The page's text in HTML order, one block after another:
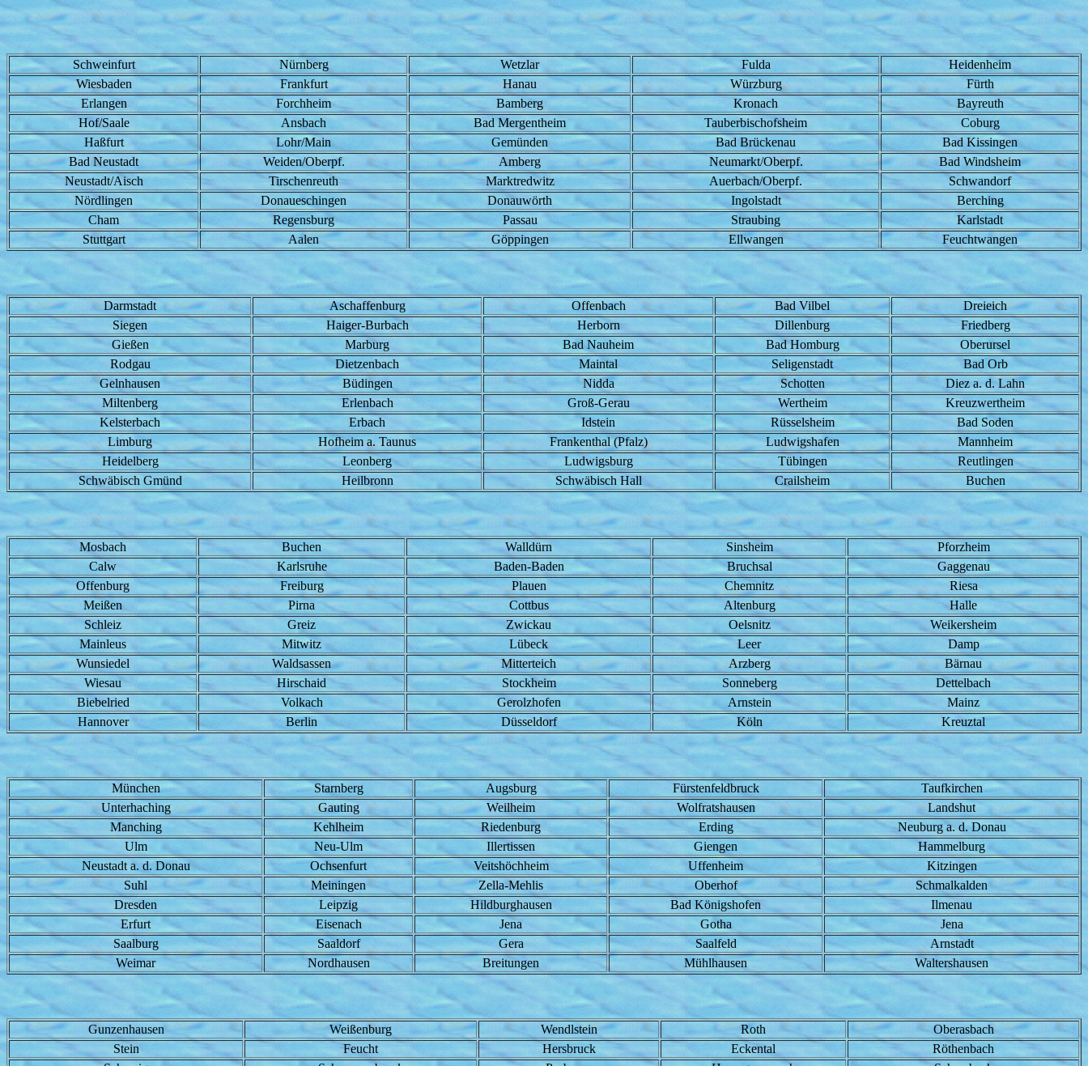
Schweinfurt Nürnberg Wetzlar Fulda
Heidenheim
Wiesbaden
Frankfurt Hanau Würzburg
Fürth
Erlangen
Forchheim Bamberg Kronach
Bayreuth
Hof/Saale
Ansbach Bad Mergentheim Tauberbischofsheim
Coburg
Haßfurt
Lohr/Main Gemünden Bad Brückenau
Bad Kissingen
Bad Neustadt
Weiden/Oberpf. Amberg Neumarkt/Oberpf.
Bad Windsheim
Neustadt/Aisch
Tirschenreuth Marktredwitz Auerbach/Oberpf.
Schwandorf
Nördlingen
Donaueschingen Donauwörth Ingolstadt
Berching
Cham
Regensburg Passau Straubing
Karlstadt
Stuttgart
Aalen Göppingen Ellwangen Feuchtwangen
Darmstadt Aschaffenburg Offenbach Bad Vilbel
Dreieich
Siegen
Haiger-Burbach Herborn Dillenburg
Friedberg
Gießen
Marburg Bad Nauheim Bad Homburg
Oberursel
Rodgau
Dietzenbach Maintal Seligenstadt
Bad Orb
Gelnhausen
Büdingen Nidda Schotten
Diez a. d. Lahn
Miltenberg
Erlenbach Groß-Gerau Wertheim
Kreuzwertheim
Kelsterbach
Erbach Idstein Rüsselsheim
Bad Soden
Limburg
Hofheim a. Taunus Frankenthal (Pfalz) Ludwigshafen
Mannheim
Heidelberg
Leonberg Ludwigsburg Tübingen
Reutlingen
Schwäbisch Gmünd
Heilbronn Schwäbisch Hall Crailsheim Buchen
Mosbach Buchen Walldürn Sinsheim
Pforzheim
Calw
Karlsruhe Baden-Baden Bruchsal
Gaggenau
Offenburg
Freiburg Plauen Chemnitz
Riesa
Meißen
Pirna Cottbus Altenburg
Halle
Schleiz
Greiz Zwickau Oelsnitz
Weikersheim
Mainleus
Mitwitz Lübeck Leer
Damp
Wunsiedel
Waldsassen Mitterteich Arzberg
Bärnau
Wiesau
Hirschaid Stockheim Sonneberg
Dettelbach
Biebelried
Volkach Gerolzhofen Arnstein
Mainz
Hannover
Berlin Düsseldorf Köln Kreuztal
München Starnberg Augsburg Fürstenfeldbruck
Taufkirchen
Unterhaching
Gauting Weilheim Wolfratshausen
Landshut
Manching
Kehlheim Riedenburg Erding
Neuburg a. d. Donau
Ulm
Neu-Ulm Illertissen Giengen
Hammelburg
Neustadt a. d. Donau
Ochsenfurt Veitshöchheim Uffenheim
Kitzingen
Suhl
Meiningen Zella-Mehlis Oberhof
Schmalkalden
Dresden
Leipzig Hildburghausen Bad Königshofen
Ilmenau
Erfurt
Eisenach Jena Gotha
Jena
Saalburg
Saaldorf Gera Saalfeld
Arnstadt
Weimar
Nordhausen Breitungen Mühlhausen Waltershausen
Gunzenhausen Weißenburg Wendlstein Roth
Oberasbach
Stein
Feucht Hersbruck Eckental
Röthenbach